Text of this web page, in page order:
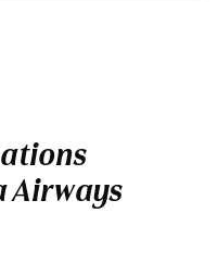
Airways